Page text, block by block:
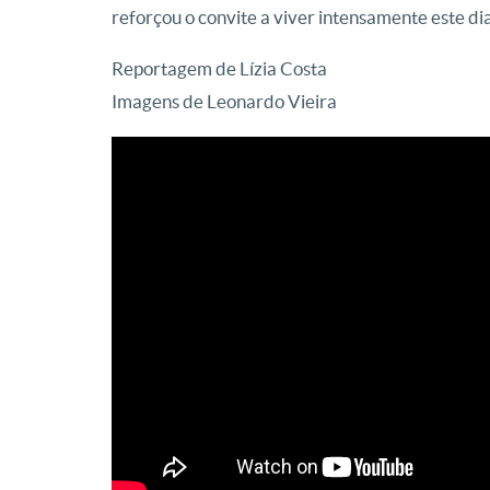
reforçou o convite a viver intensamente este
Reportagem de Lízia Costa
Imagens de Leonardo Vieira